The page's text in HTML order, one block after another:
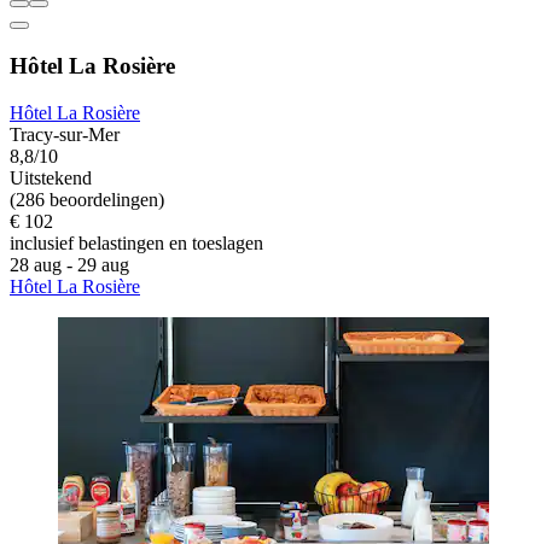
Hôtel La Rosière
Hôtel La Rosière
Tracy-sur-Mer
8,8/10
Uitstekend
(286 beoordelingen)
€ 102
inclusief belastingen en toeslagen
28 aug - 29 aug
Hôtel La Rosière